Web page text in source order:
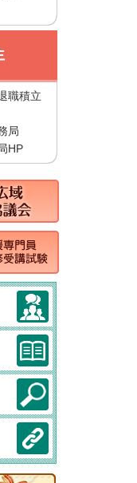
職積立
局
HP